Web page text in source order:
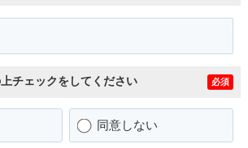
チェックをしてください 必須
同意しない